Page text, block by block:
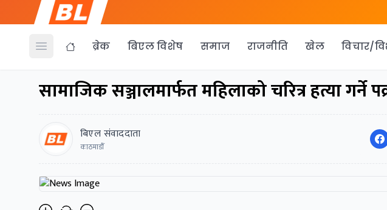
Open menu ब्रेक बिएल विशेष समाज राजनीति खेल विचार/
सामाजिक सञ्जालमार्फत महिलाको चरित्र हत्या गर्ने
बिएल संवाददाता
काठमाडाैँ